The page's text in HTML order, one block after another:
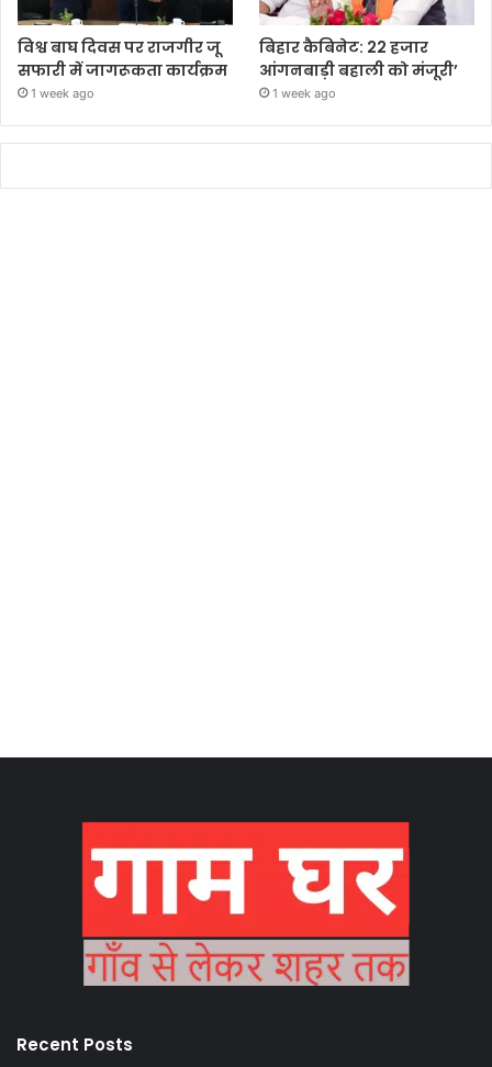
विश्व बाघ दिवस पर राजगीर जू
सफारी में जागरूकता कार्यक्रम
1 week ago
बिहार कैबिनेट: 22 हजार
आंगनबाड़ी बहाली को मंजूरी’
1 week ago
Recent Posts